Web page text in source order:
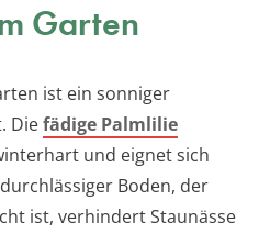
Garten
ist ein sonniger
Diefädige Palmlilie
und eignet sich
Boden, der
ist, verhindert Staunässe